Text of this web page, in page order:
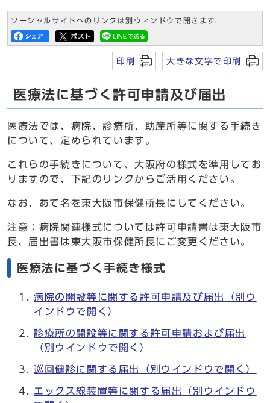
ソーシャルサイトへのリンクは別ウィンドウで開きます
印刷 大きな文字で印刷
医療法に基づく許可申請及び届出
医療法では、病院、診療所、助産所等に関する手続き
について、定められています。
これらの手続きについて、大阪府の様式を準用してお
りますので、下記のリンクからご活用ください。
なお、あて名を東大阪市保健所長にしてください。
注意：病院関連様式については許可申請書は東大阪市
長、届出書は東大阪市保健所長にご変更ください。
医療法に基づく手続き様式
病院の開設等に関する許可申請及び届出
（別ウ
インドウで開く）
診療所の開設等に関する許可申請および届出
（別ウインドウで開く）
巡回健診に関する届出 （別ウインドウで開く）
エックス線装置等に関する届出
（別ウインドウ